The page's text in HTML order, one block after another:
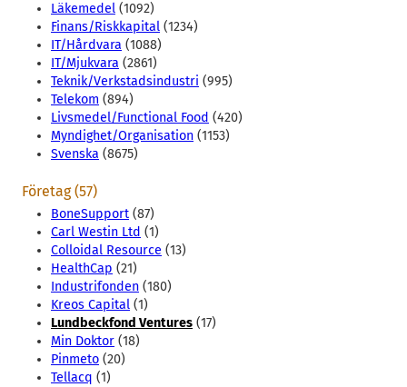
Läkemedel (1092)
Finans/Riskkapital (1234)
IT/Hårdvara (1088)
IT/Mjukvara (2861)
Teknik/Verkstadsindustri (995)
Telekom (894)
Livsmedel/Functional Food (420)
Myndighet/Organisation (1153)
Svenska (8675)
Företag (57)
BoneSupport (87)
Carl Westin Ltd (1)
Colloidal Resource (13)
HealthCap (21)
Industrifonden (180)
Kreos Capital (1)
Lundbeckfond Ventures (17)
Min Doktor (18)
Pinmeto (20)
Tellacq (1)